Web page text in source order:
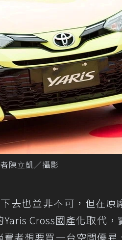
陳立凱／攝影
去也並非不可，但在原
Cross國產化取代，